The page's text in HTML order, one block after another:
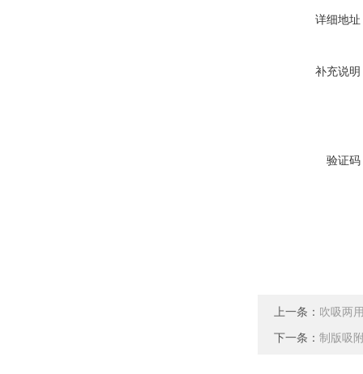
详细地址
补充说明
验证码
上一条： 吹吸两
下一条： 制版吸